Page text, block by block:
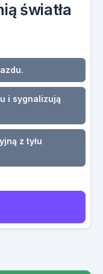
światła
i sygnalizują
z tyłu